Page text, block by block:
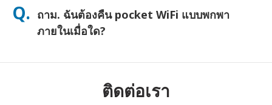
อะไรเกิดขึ้น ติดต่อเราทันที—เราจะช่วยให้คุณเชื่อมต่อได้ตลอดเวลา
Q. ถาม. ฉันต้องคืน pocket WiFi แบบพกพา
ภายในเมื่อใด?
หากคุณส่งคืนล่าช้า คุณจะถูกเรียกเก็บเงิน
ติดต่อเรา